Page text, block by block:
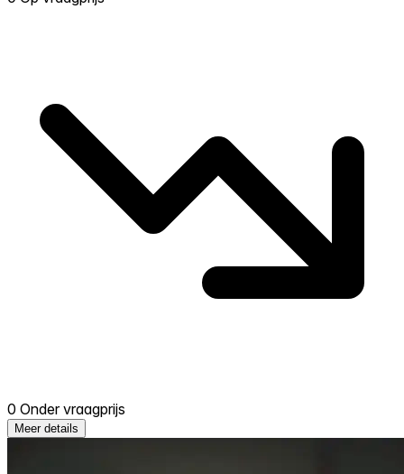
0 Onder vraagprijs
Meer details